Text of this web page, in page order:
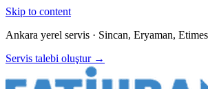
Skip to content
Ankara yerel servis · Sincan, Eryaman,
Servis talebi oluştur →